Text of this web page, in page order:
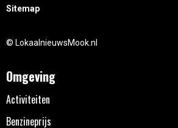
Sitemap
© LokaalnieuwsMook.nl
Omgeving
Activiteiten
Benzineprijs